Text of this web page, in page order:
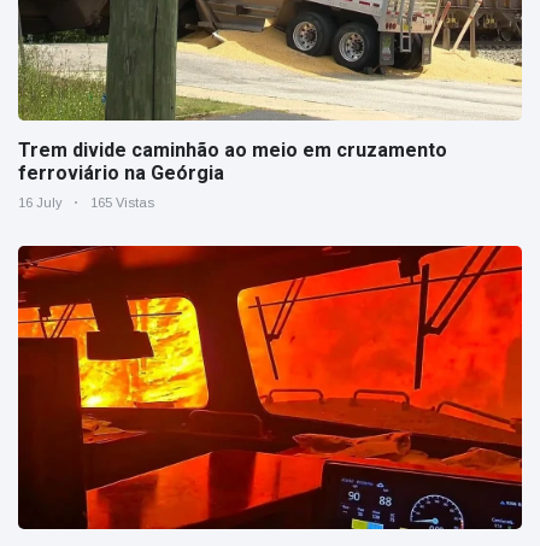
Trem divide caminhão ao meio em cruzamento
ferroviário na Geórgia
16 July 165 Vistas